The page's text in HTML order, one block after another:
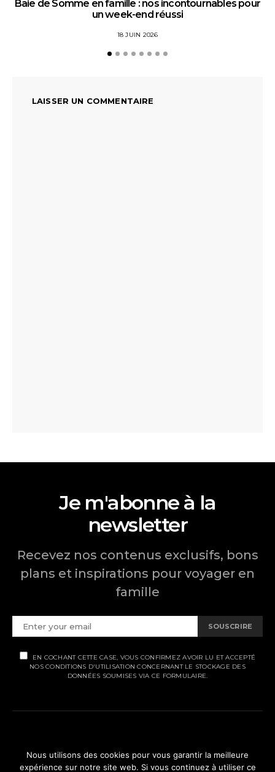
Baie de Somme en famille : nos incontournables pour
un week-end réussi
18 JUIN 2026
LAISSER UN COMMENTAIRE
Je m'abonne à la
newsletter
Recevez nos contenus exclusifs, bons
plans et inspirations pour voyager en
famille
SOUSCRIRE
EN COCHANT CETTE CASE, VOUS CONFIRMEZ AVOIR LU ET ACCEPTÉ
NOS CONDITIONS D'UTILISATION CONCERNANT LE STOCKAGE DES
DONNÉES SOUMISES VIA CE FORMULAIRE.
MENTIONS LÉGALES
POLITIQUE DE CONFIDENTIALITÉ
Nous utilisons des cookies pour vous garantir la meilleure
expérience sur notre site web. Si vous continuez à utiliser ce